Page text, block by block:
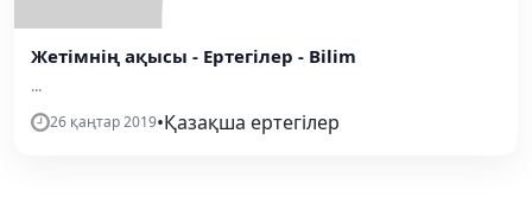
Жетімнің ақысы - Ертегілер - Bilim
...
26 қаңтар 2019•Қазақша ертегілер